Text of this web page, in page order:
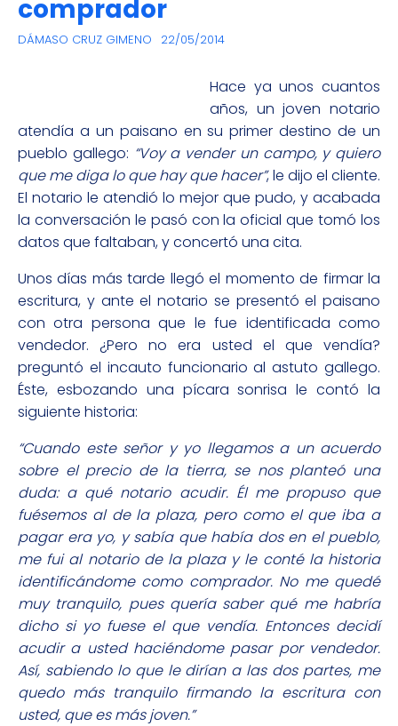
comprador
DÁMASO CRUZ GIMENO 22/05/2014
Hace ya unos cuantos
años, un joven notario
atendía a un paisano en su primer destino de un
pueblo gallego: “Voy a vender un campo, y quiero
que me diga lo que hay que hacer”, le dijo el cliente.
El notario le atendió lo mejor que pudo, y acabada
la conversación le pasó con la oficial que tomó los
datos que faltaban, y concertó una cita.
Unos días más tarde llegó el momento de firmar la
escritura, y ante el notario se presentó el paisano
con otra persona que le fue identificada como
vendedor. ¿Pero no era usted el que vendía?
preguntó el incauto funcionario al astuto gallego.
Éste, esbozando una pícara sonrisa le contó la
siguiente historia:
“Cuando este señor y yo llegamos a un acuerdo
sobre el precio de la tierra, se nos planteó una
duda: a qué notario acudir. Él me propuso que
fuésemos al de la plaza, pero como el que iba a
pagar era yo, y sabía que había dos en el pueblo,
me fui al notario de la plaza y le conté la historia
identificándome como comprador. No me quedé
muy tranquilo, pues quería saber qué me habría
dicho si yo fuese el que vendía. Entonces decidí
acudir a usted haciéndome pasar por vendedor.
Así, sabiendo lo que le dirían a las dos partes, me
quedo más tranquilo firmando la escritura con
usted, que es más joven.”